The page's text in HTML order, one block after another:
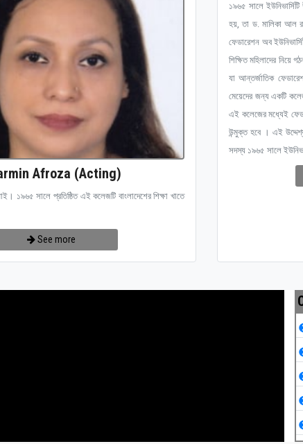
Afroza (Acting)
১৯৬৫ সালে প্রতিষ্ঠিত এই কলেজটি বাংলাদেশের শিক্ষা খাতে
See more
১৯৬৫ সালে
হয়, তা ড. মালিকা আল
ফেডারেশন অব
শিক্ষিত মহিলাদের নিয়ে
যা আন্তর্জাতিক
মেয়েদের জন্য একটি
এই কলেজের মধ্যেই
উন্মুক্ত হবে । এই
সদস্য ১৯৬৫ সালে